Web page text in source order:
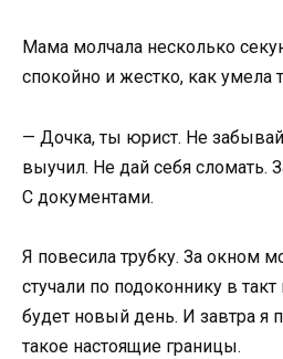
Мама молчала несколько
спокойно и жестко, как умела
— Дочка, ты юрист. Не
выучил. Не дай себя сломать.
С документами.
Я повесила трубку. За окном
стучали по подоконнику в
будет новый день. И завтра я
такое настоящие границы.